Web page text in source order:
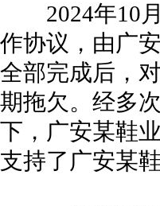
2024年10月
作协议，由广
全部完成后，
期拖欠。经多
下，广安某鞋
支持了广安某